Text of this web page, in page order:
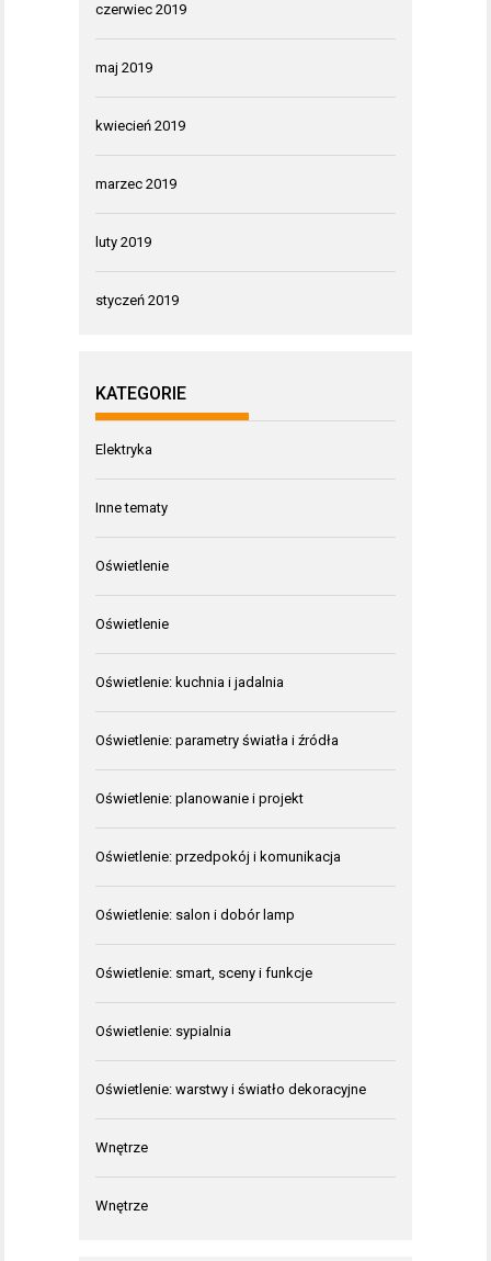
czerwiec 2019
maj 2019
kwiecień 2019
marzec 2019
luty 2019
styczeń 2019
KATEGORIE
Elektryka
Inne tematy
Oświetlenie
Oświetlenie
Oświetlenie: kuchnia i jadalnia
Oświetlenie: parametry światła i źródła
Oświetlenie: planowanie i projekt
Oświetlenie: przedpokój i komunikacja
Oświetlenie: salon i dobór lamp
Oświetlenie: smart, sceny i funkcje
Oświetlenie: sypialnia
Oświetlenie: warstwy i światło dekoracyjne
Wnętrze
Wnętrze